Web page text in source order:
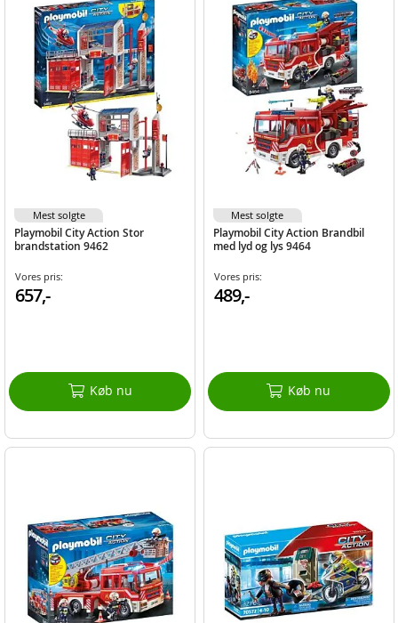
Playmobil City Action Stor
brandstation 9462
Vores pris:
657,-
Køb nu
Mest solgte
Playmobil City Action Brandbil
med lyd og lys 9464
Vores pris:
489,-
Køb nu
Mest solgte